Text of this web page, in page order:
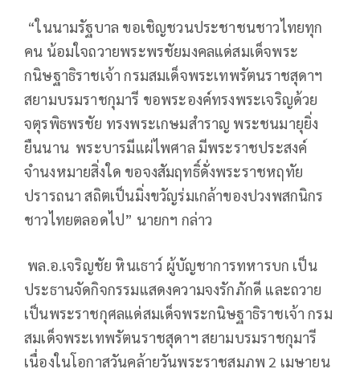
“ในนามรัฐบาล ขอเชิญชวนประชาชนชาวไทยทุก
คน น้อมใจถวายพระพรชัยมงคลแด่สมเด็จพระ
กนิษฐาธิราชเจ้า กรมสมเด็จพระเทพรัตนราชสุดาฯ
สยามบรมราชกุมารี ขอพระองค์ทรงพระเจริญด้วย
จตุรพิธพรชัย ทรงพระเกษมสำราญ พระชนมายุยิ่ง
ยืนนาน พระบารมีแผ่ไพศาล มีพระราชประสงค์
จำนงหมายสิ่งใด ขอจงสัมฤทธิ์ดั่งพระราชหฤทัย
ปรารถนา สถิตเป็นมิ่งขวัญร่มเกล้าของปวงพสกนิกร
ชาวไทยตลอดไป” นายกฯ กล่าว
พล.อ.เจริญชัย หินเธาว์ ผู้บัญชาการทหารบก เป็น
ประธานจัดกิจกรรมแสดงความจงรักภักดี และถวาย
เป็นพระราชกุศลแด่สมเด็จพระกนิษฐาธิราชเจ้า กรม
สมเด็จพระเทพรัตนราชสุดาฯ สยามบรมราชกุมารี
เนื่องในโอกาสวันคล้ายวันพระราชสมภพ 2 เมษายน